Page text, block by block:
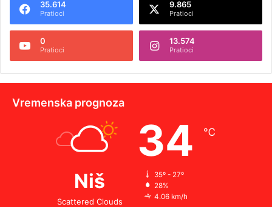
35.614
Pratioci
9.865
Pratioci
0
Pratioci
13.574
Pratioci
Vremenska prognoza
Niš
Scattered Clouds
34 ℃
35º - 27º
28%
4.06 km/h